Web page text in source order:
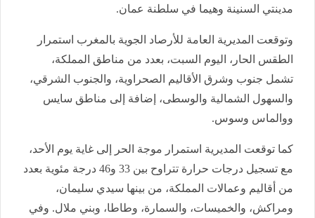
مدينتي السنينة وهيما في سلطنة عمان.
وتوقعت المديرية العامة للأرصاد الجوية بالمغرب استمرار
الطقس الحار، اليوم السبت، بعدد من مناطق المملكة،
تشمل جنوب وشرق الأقاليم الصحراوية، والجنوب الشرقي،
والسهول الشمالية والوسطى، إضافة إلى مناطق سايس
ووالماس وسوس.
كما توقعت المديرية استمرار موجة الحر إلى غاية يوم الأحد،
مع تسجيل درجات حرارة تتراوح بين 33 و46 درجة مئوية بعدد
من أقاليم وعمالات المملكة، من بينها سيدي سليمان،
ومراكش، والخميسات، والسمارة، وطاطا، وبني ملال. وفي